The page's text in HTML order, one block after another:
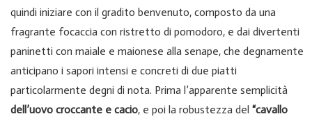
quindi iniziare con il gradito benvenuto, composto da una
fragrante focaccia con ristretto di pomodoro, e dai divertenti
paninetti con maiale e maionese alla senape, che degnamente
anticipano i sapori intensi e concreti di due piatti
particolarmente degni di nota. Prima l’apparente semplicità
dell’uovo croccante e cacio, e poi la robustezza del “cavallo